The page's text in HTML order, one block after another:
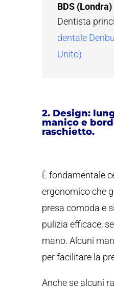
BDS (Londra)
Dentista
dentale
Unito)
2. Design:
manico e
raschietto.
È fondamentale
ergonomico che
presa comoda e
pulizia efficace,
mano. Alcuni
per facilitare la
Anche se alcuni